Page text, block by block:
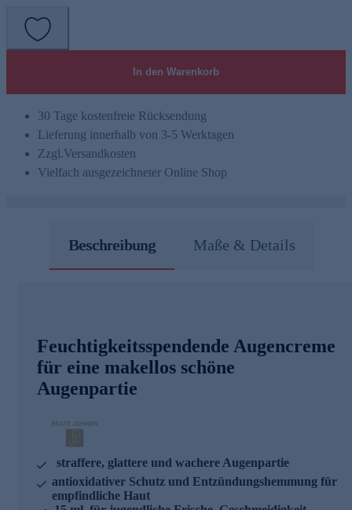
In den Warenkorb
30 Tage kostenfreie Rücksendung
Lieferung innerhalb von 3-5 Werktagen
Zzgl.Versandkosten
Vielfach ausgezeichneter Online Shop
Beschreibung Maße & Details
Feuchtigkeitsspendende Augencreme
für eine makellos schöne
Augenpartie
straffere, glattere und wachere Augenpartie
antioxidativer Schutz und Entzündungshemmung für
empfindliche Haut